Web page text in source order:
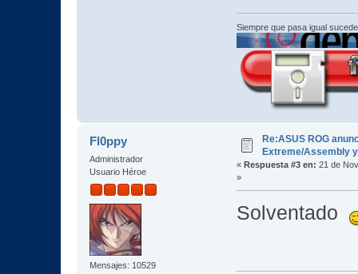
Siempre que pasa igual
Fl0ppy
Administrador
Usuario Héroe
Mensajes: 10529
Re:ASUS ROG
Extreme/Assembly
« Respuesta #3 en: 21 de
»
Solventado